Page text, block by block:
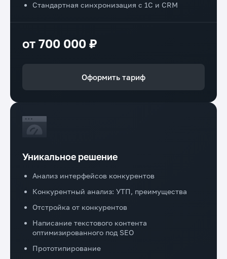
Стандартная синхронизация с 1С и CRM
от 700 000 ₽
Оформить тариф
Уникальное решение
Анализ интерфейсов конкурентов
Конкурентный анализ: УТП, преимущества
Отстройка от конкурентов
Написание текстового контента
оптимизированного под SEO
Прототипирование